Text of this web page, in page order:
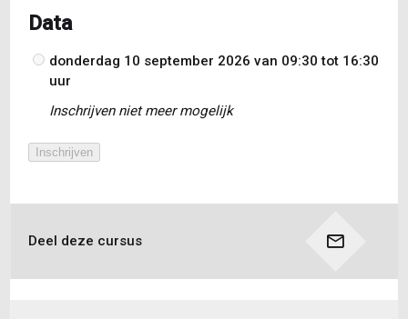
Data
Datum
donderdag 10 september 2026 van 09:30 tot 16:30
uur
Inschrijven niet meer mogelijk
Inschrijven
Deel deze cursus